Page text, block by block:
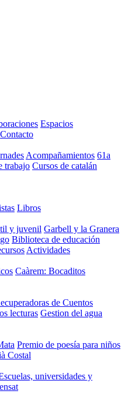
Espacios
Contacto
Acompañamientos 61a
trabajo Cursos de catalán
Libros
y juvenil Garbell y la Granera
Biblioteca de educación
Actividades
Caàrem: Bocaditos
de Cuentos
lecturas Gestion del agua
Premio de poesía para niños
Costal
universidades y